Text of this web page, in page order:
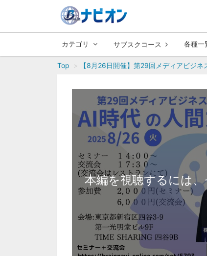
カテゴリ サブスクコース 各種一
Top 【8月26日開催】第29回メディアビジ
本編を視聴するには